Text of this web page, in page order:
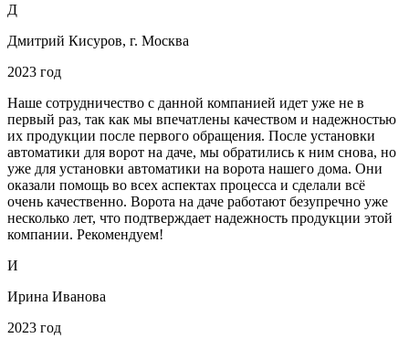
Д
Дмитрий Кисуров, г. Москва
2023 год
Наше сотрудничество с данной компанией идет уже не в
первый раз, так как мы впечатлены качеством и надежностью
их продукции после первого обращения. После установки
автоматики для ворот на даче, мы обратились к ним снова, но
уже для установки автоматики на ворота нашего дома. Они
оказали помощь во всех аспектах процесса и сделали всё
очень качественно. Ворота на даче работают безупречно уже
несколько лет, что подтверждает надежность продукции этой
компании. Рекомендуем!
И
Ирина Иванова
2023 год